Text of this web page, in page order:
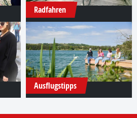
Radfahren
Ausflugstipps